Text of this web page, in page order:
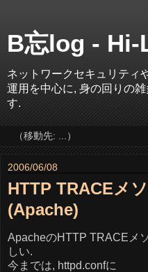
B忘log - Hi-
ネットワークセキュリティ
運用を中心に, 身の回りの
す.
2006/06/08
HTTP TRACEメ
(Apache)
ApacheのHTTP TRACEメ
しい.
今までは, httpd.confに